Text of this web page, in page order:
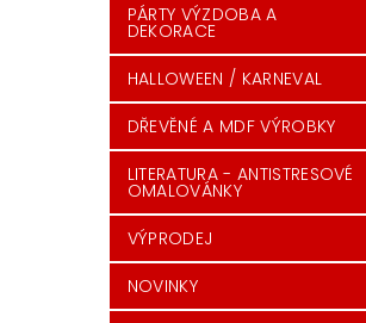
PÁRTY VÝZDOBA A
DEKORACE
HALLOWEEN / KARNEVAL
DŘEVĚNÉ A MDF VÝROBKY
LITERATURA - ANTISTRESOVÉ
OMALOVÁNKY
VÝPRODEJ
NOVINKY